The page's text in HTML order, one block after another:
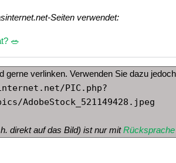
Seiten verwendet:
🥗
gerne verlinken. Verwenden Sie dazu
PIC.php?
AdobeStock_521149428.jpeg
direkt auf das Bild) ist nur mitRücksprache